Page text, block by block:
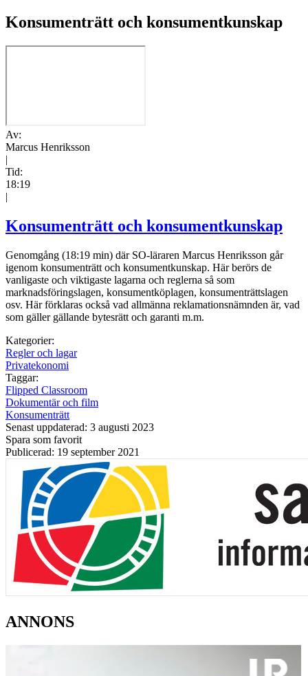
Konsumenträtt och konsumentkunskap
Av:
Marcus Henriksson
|
Tid:
18:19
|
Konsumenträtt och konsumentkunskap
Genomgång (18:19 min) där SO-läraren Marcus Henriksson går
igenom konsumenträtt och konsumentkunskap. Här berörs de
vanligaste och viktigaste lagarna och reglerna så som
marknadsföringslagen, konsumentköplagen, konsumenträttslagen
osv. Här förklaras också vad allmänna reklamationsnämnden är, vad
som gäller gällande bytesrätt och garanti m.m.
Kategorier:
Regler och lagar
Privatekonomi
Taggar:
Flipped Classroom
Dokumentär och film
Konsumenträtt
Senast uppdaterad: 3 augusti 2023
Spara som favorit
Publicerad: 19 september 2021
ANNONS